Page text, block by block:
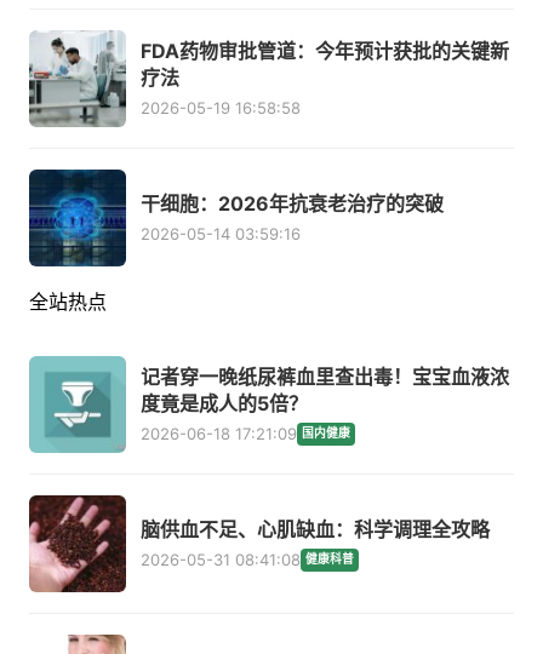
FDA药物审批管道：今年预计获批的关键新
疗法
2026-05-19 16:58:58
干细胞：2026年抗衰老治疗的突破
2026-05-14 03:59:16
全站热点
记者穿一晚纸尿裤血里查出毒！宝宝血液浓
度竟是成人的5倍？
2026-06-18 17:21:09 国内健康
脑供血不足、心肌缺血：科学调理全攻略
2026-05-31 08:41:08 健康科普